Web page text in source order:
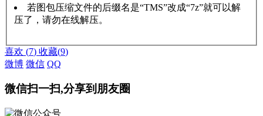
若图包压缩文件的后缀名是“TMS”改成“7z”就可以解
压了，请勿在线解压。
喜欢 (7) 收藏(9)
微博 微信 QQ
微信扫一扫,分享到朋友圈